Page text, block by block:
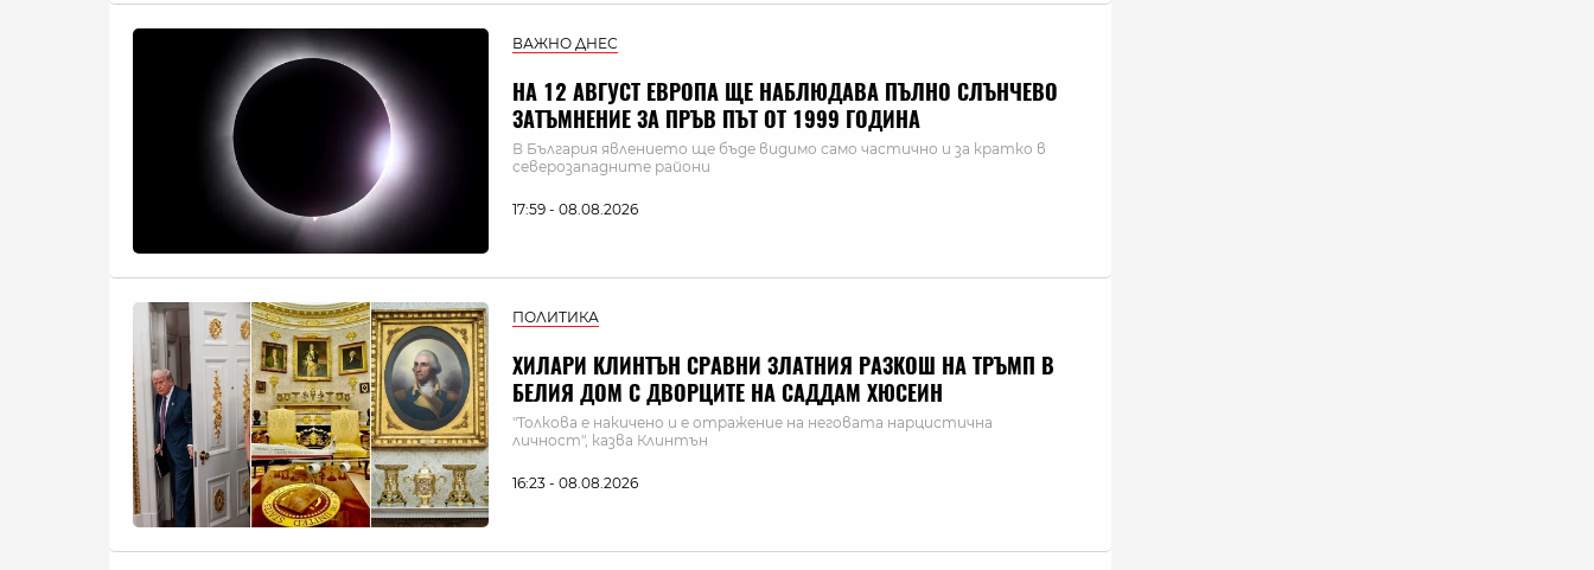
ВАЖНО ДНЕС
НА 12 АВГУСТ ЕВРОПА ЩЕ НАБЛЮДАВА ПЪЛНО СЛЪНЧЕВО
ЗАТЪМНЕНИЕ ЗА ПРЪВ ПЪТ ОТ 1999 ГОДИНА
В България явлението ще бъде видимо само частично и за кратко в
северозападните райони
17:59 - 08.08.2026
ПОЛИТИКА
ХИЛАРИ КЛИНТЪН СРАВНИ ЗЛАТНИЯ РАЗКОШ НА ТРЪМП В
БЕЛИЯ ДОМ С ДВОРЦИТЕ НА САДДАМ ХЮСЕИН
"Толкова е накичено и е отражение на неговата нарцистична
личност", казва Клинтън
16:23 - 08.08.2026